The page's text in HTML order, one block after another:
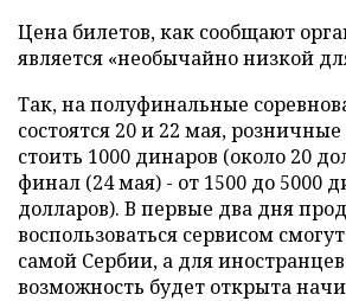
Цена билетов, как сообщают
является «необычайно низкой
Так, на полуфинальные
состоятся 20 и 22 мая,
стоить 1000 динаров (около 20
финал (24 мая) - от 1500 до 5000
долларов). В первые два дня
воспользоваться сервисом
самой Сербии, а для
возможность будет открыта